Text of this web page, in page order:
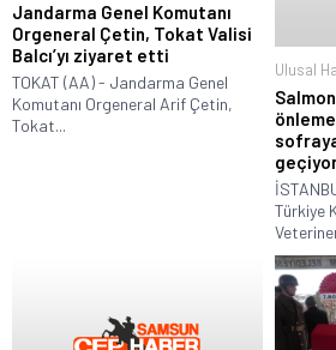
Jandarma Genel Komutanı
Orgeneral Çetin, Tokat Valisi
Balcı’yı ziyaret etti
TOKAT (AA) - Jandarma Genel
Komutanı Orgeneral Arif Çetin,
Tokat...
Ulusal
Türkiye